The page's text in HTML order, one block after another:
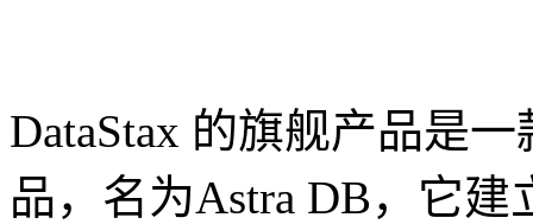
DataStax 的旗舰产品是
品，名为Astra DB，它建